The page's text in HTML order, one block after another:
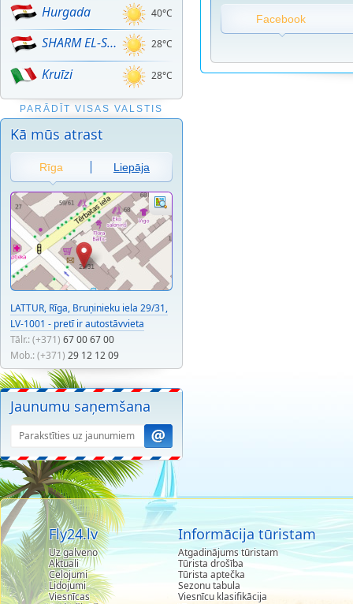
40°C
Hurgada
28°C
SHARM EL-SHEIKH
28°C
Kruīzi
PARĀDĪT VISAS VALSTIS
Kā mūs atrast
Rīga Liepāja
LATTUR, Rīga, Bruņinieku iela 29/31,
LV-1001 - pretī ir autostāvvieta
Tālr.: (+371) 67 00 67 00
Mob.: (+371) 29 12 12 09
Jaunumu saņemšana
Facebook
Fly24.lv
Uz galveno
Aktuali
Ceļojumi
Lidojumi
Viesnīcas
Informācija tūristam
Atgadinājums tūristam
Tūrista drošība
Tūrista aptečka
Sezonu tabula
Viesnīcu klasifikācija